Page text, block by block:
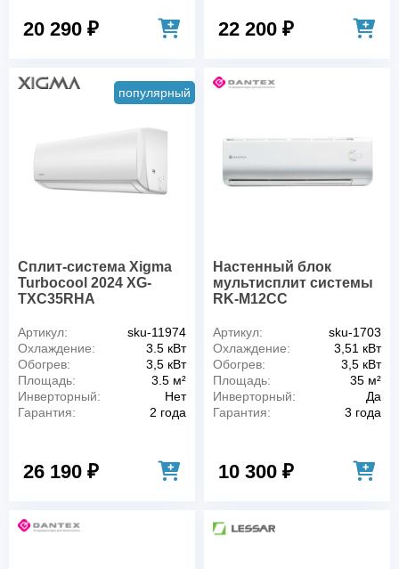
20 290 ₽ 22 200 ₽
Сплит-система Xigma
Turbocool 2024 XG-
TXC35RHA
Артикул:
sku-11974
Охлаждение:
3.5 кВт
Обогрев:
3,5 кВт
Площадь:
3.5 м²
Инверторный:
Нет
Гарантия:
2 года
26 190 ₽
Настенный блок
мультисплит системы
RK-M12СC
Артикул:
sku-1703
Охлаждение:
3,51 кВт
Обогрев:
3,5 кВт
Площадь:
35 м²
Инверторный:
Да
Гарантия:
3 года
10 300 ₽